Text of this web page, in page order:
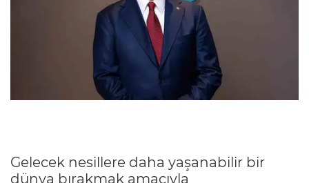
Gelecek nesillere daha yaşanabilir bir
dünya bırakmak amacıyla